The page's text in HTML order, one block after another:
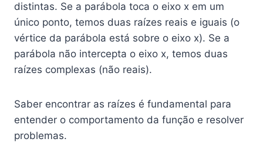
distintas. Se a parábola toca o eixo x em um
único ponto, temos duas raízes reais e iguais (o
vértice da parábola está sobre o eixo x). Se a
parábola não intercepta o eixo x, temos duas
raízes complexas (não reais).
Saber encontrar as raízes é fundamental para
entender o comportamento da função e resolver
problemas.